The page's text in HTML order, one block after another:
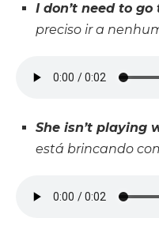
I don’t need to go
preciso ir a
She isn’t playing
está brincando